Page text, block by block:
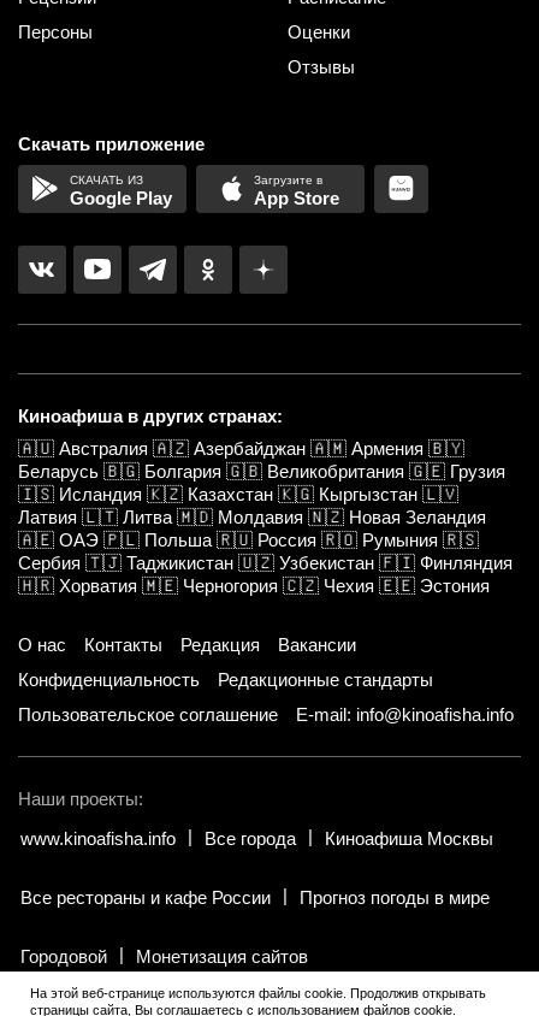
Персоны
Оценки
Отзывы
Скачать приложение
Google Play App Store
Киноафиша в других странах:
🇦🇺 Австралия 🇦🇿 Азербайджан 🇦🇲 Армения 🇧🇾
Беларусь 🇧🇬 Болгария 🇬🇧 Великобритания 🇬🇪 Грузия
🇮🇸 Исландия 🇰🇿 Казахстан 🇰🇬 Кыргызстан 🇱🇻
Латвия 🇱🇹 Литва 🇲🇩 Молдавия 🇳🇿 Новая Зеландия
🇦🇪 ОАЭ 🇵🇱 Польша 🇷🇺 Россия 🇷🇴 Румыния 🇷🇸
Сербия 🇹🇯 Таджикистан 🇺🇿 Узбекистан 🇫🇮 Финляндия
🇭🇷 Хорватия 🇲🇪 Черногория 🇨🇿 Чехия 🇪🇪 Эстония
О нас Контакты Редакция
Вакансии
Конфиденциальность
Редакционные стандарты
Пользовательское соглашение
E-mail: info@kinoafisha.info
Наши проекты:
www.kinoafisha.info
Все города Киноафиша Москвы
Все рестораны и кафе России Прогноз погоды в мире
Городовой Монетизация сайтов
На этой веб-странице используются файлы cookie. Продолжив открывать
страницы сайта, Вы соглашаетесь с использованием файлов cookie.